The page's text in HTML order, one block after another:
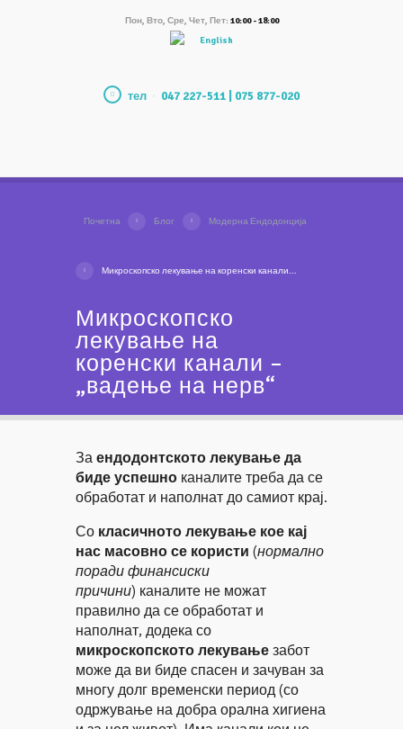
Пон, Вто, Сре, Чет, Пет:10:00 - 18:00
English
тел 047 227-511 | 075 877-020
Почетна Блог Модерна Ендодонција
Микроскопско лекување на коренски канали...
Микроскопско
лекување на
коренски канали –
„вадење на нерв“
За ендодонтското лекување да
биде успешно каналите треба да се
обработат и наполнат до самиот крај.
Со класичното лекување кое кај
нас масовно се користи (нормално
поради финансиски
причини) каналите не можат
правилно да се обработат и
наполнат, додека со
микроскопското лекување забот
може да ви биде спасен и зачуван за
многу долг временски период (со
одржување на добра орална хигиена